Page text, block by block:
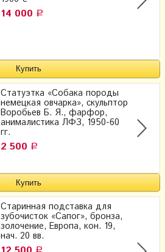
14 000 Р
Статуэтка «Собака породы
немецкая овчарка», скульптор
Воробьев Б. Я., фарфор,
анималистика ЛФЗ, 1950-60
гг.
2 500 Р
Старинная подставка для
зубочисток «Сапог», бронза,
золочение, Европа, кон. 19,
нач. 20 вв.
Р